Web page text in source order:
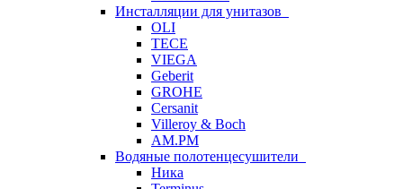
Инсталляции для унитазов
OLI
TECE
VIEGA
Geberit
GROHE
Cersanit
Villeroy & Boch
AM.PM
Водяные полотенцесушители
Ника